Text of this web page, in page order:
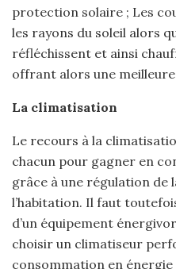
protection solaire ; Les
les rayons du soleil alors
réfléchissent et ainsi
offrant alors une
La climatisation
Le recours à la
chacun pour gagner en
grâce à une régulation de
l’habitation. Il faut
d’un équipement
choisir un climatiseur
consommation en énergie